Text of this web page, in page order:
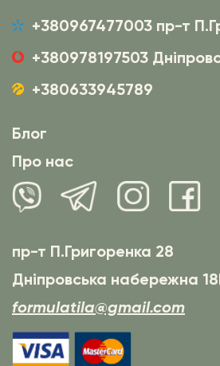
+380967477003 пр-т
+380978197503
+380633945789
Блог
Про нас
пр-т П.Григоренка 28
Дніпровська набережна
formulatila@gmail.com